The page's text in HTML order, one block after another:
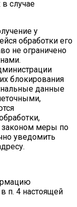
случае
у
обработки его
не ограничено
блокирования
данные
законом меры по
уведомить
п. 4 настоящей